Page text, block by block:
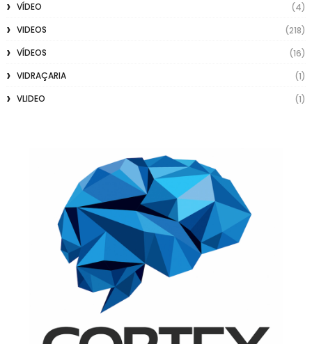
VÍDEO
(4)
VIDEOS
(218)
VÍDEOS
(16)
VIDRAÇARIA
(1)
VLIDEO
(1)